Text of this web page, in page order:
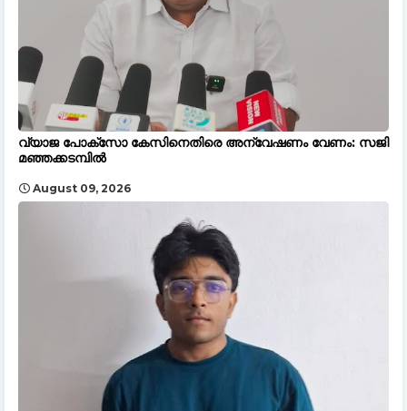
വ്യാജ പോക്സോ കേസിനെതിരെ അന്വേഷണം വേണം: സജി
മഞ്ഞക്കടമ്പിൽ
August 09, 2026